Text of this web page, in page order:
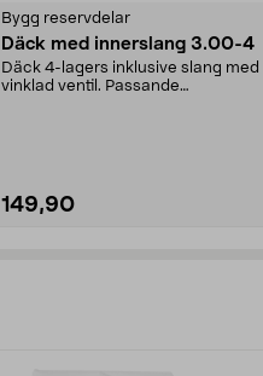
Bygg reservdelar
Däck med innerslang 3.00-4
Däck 4-lagers inklusive slang med
vinklad ventil. Passande
149,90